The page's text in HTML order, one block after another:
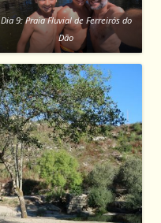
Dia 9: Praia Fluvial de Ferreirós do
Dão